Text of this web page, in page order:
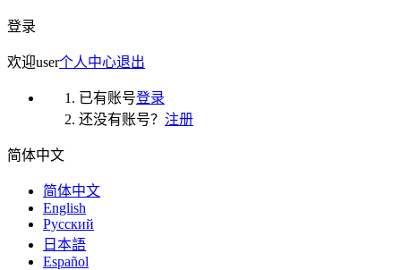
登录
欢迎user个人中心退出
已有账号登录
还没有账号？ 注册
简体中文
简体中文
English
Русский
日本語
Español